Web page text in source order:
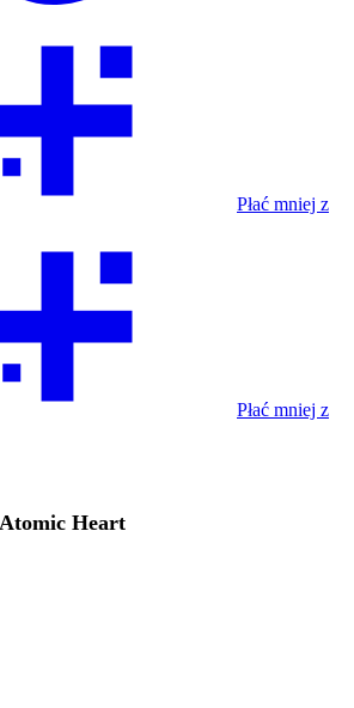
Płać mniej z
Płać mniej z
Atomic Heart